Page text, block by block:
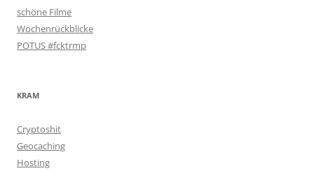
schöne Filme
Wochenrückblicke
POTUS #fcktrmp
KRAM
Cryptoshit
Geocaching
Hosting